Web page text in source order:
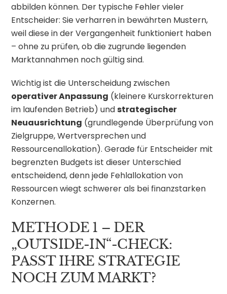
abbilden können. Der typische Fehler vieler
Entscheider: Sie verharren in bewährten Mustern,
weil diese in der Vergangenheit funktioniert haben
– ohne zu prüfen, ob die zugrunde liegenden
Marktannahmen noch gültig sind.
Wichtig ist die Unterscheidung zwischen
operativer Anpassung (kleinere Kurskorrekturen
im laufenden Betrieb) und strategischer
Neuausrichtung (grundlegende Überprüfung von
Zielgruppe, Wertversprechen und
Ressourcenallokation). Gerade für Entscheider mit
begrenzten Budgets ist dieser Unterschied
entscheidend, denn jede Fehlallokation von
Ressourcen wiegt schwerer als bei finanzstarken
Konzernen.
METHODE 1 – DER
„OUTSIDE-IN“-CHECK:
PASST IHRE STRATEGIE
NOCH ZUM MARKT?